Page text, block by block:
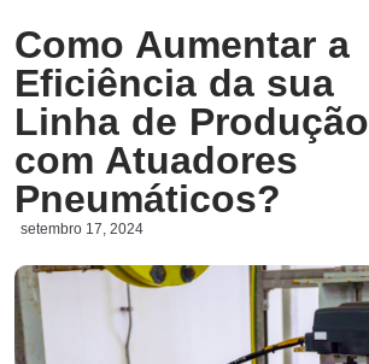
Como Aumentar a
Eficiência da sua
Linha de Produção
com Atuadores
Pneumáticos?
setembro 17, 2024